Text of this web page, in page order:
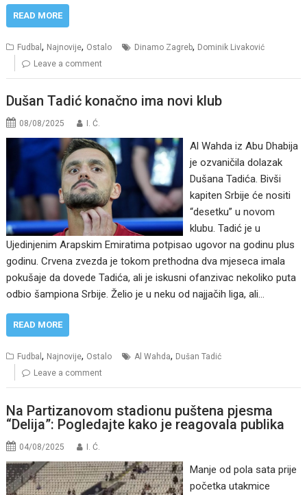
READ MORE
Fudbal, Najnovije, Ostalo Dinamo Zagreb, Dominik Livaković
Leave a comment
Dušan Tadić konačno ima novi klub
08/08/2025 I. Ć.
Al Wahda iz Abu Dhabija
je ozvaničila dolazak
Dušana Tadića. Bivši
kapiten Srbije će nositi
“desetku” u novom
klubu. Tadić je u
Ujedinjenim Arapskim Emiratima potpisao ugovor na godinu plus
godinu. Crvena zvezda je tokom prethodna dva mjeseca imala
pokušaje da dovede Tadića, ali je iskusni ofanzivac nekoliko puta
odbio šampiona Srbije. Želio je u neku od najjačih liga, ali…
READ MORE
Fudbal, Najnovije, Ostalo Al Wahda, Dušan Tadić
Leave a comment
Na Partizanovom stadionu puštena pjesma
“Delija”: Pogledajte kako je reagovala publika
04/08/2025 I. Ć.
Manje od pola sata prije
početka utakmice